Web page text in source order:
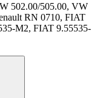
502.00/505.00, VW
RN 0710, FIAT
M2, FIAT 9.55535-